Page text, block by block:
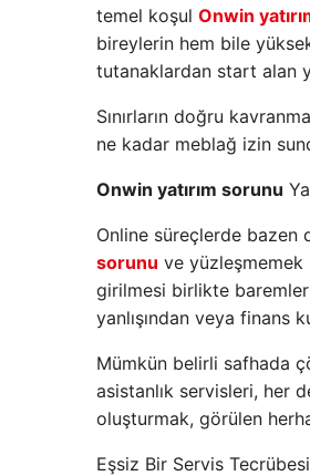
temel koşul Onwin
bireylerin hem bile
tutanaklardan start alan
Sınırların doğru
ne kadar meblağ izin
Onwin yatırım sorunu
Online süreçlerde bazen
sorunu ve yüzleşmemek
girilmesi birlikte
yanlışından veya finans
Mümkün belirli safhada
asistanlık servisleri, her
oluşturmak, görülen
Eşsiz Bir Servis